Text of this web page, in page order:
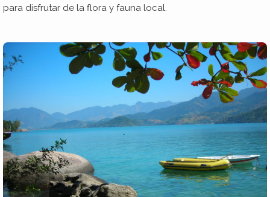
para disfrutar de la flora y fauna local.